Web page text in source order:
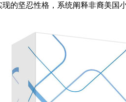
的坚忍性格，系统阐释非裔美国